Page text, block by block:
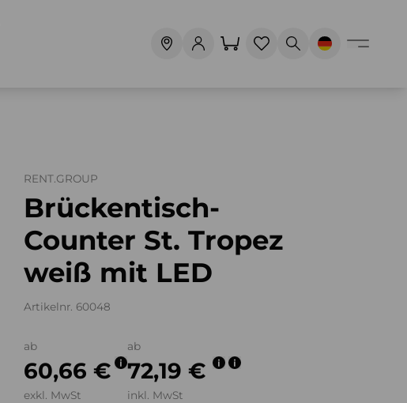
RENT.GROUP
Brückentisch-
Counter St. Tropez
weiß mit LED
Artikelnr. 60048
ab
60,66 €
exkl. MwSt
ab
72,19 €
inkl. MwSt